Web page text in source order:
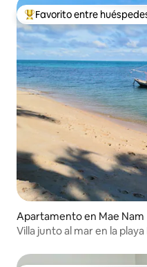
Favorito entre huéspedes
Favorito entre
Apartamento en Mae Nam
Villa junto al mar en la